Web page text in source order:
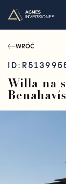
WRÓĆ
ID:
Willa na
Benahavís